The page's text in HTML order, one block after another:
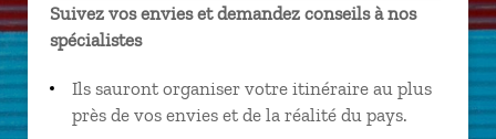
Suivez vos envies et demandez conseils à nos
spécialistes
Ils sauront organiser votre itinéraire au plus
près de vos envies et de la réalité du pays.